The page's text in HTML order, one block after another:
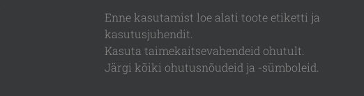
Enne kasutamist loe alati toote etiketti ja
kasutusjuhendit.
Kasuta taimekaitsevahendeid ohutult.
Järgi kõiki ohutusnõudeid ja -sümboleid.